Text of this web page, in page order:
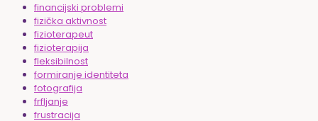
financijski problemi
fizička aktivnost
fizioterapeut
fizioterapija
fleksibilnost
formiranje identiteta
fotografija
frfljanje
frustracija